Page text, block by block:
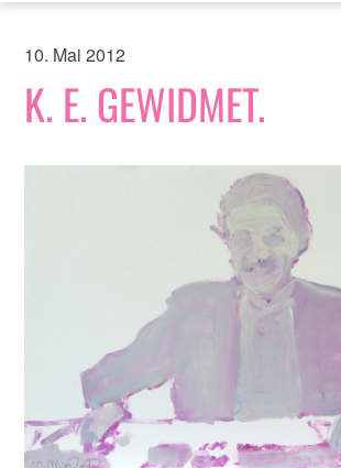
10. Mai 2012
K. E. GEWIDMET.